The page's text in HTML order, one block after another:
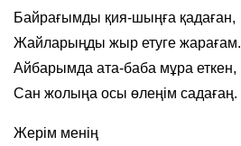
Байрағымды қия-шыңға қадаған,
Жайларыңды жыр етуге жарағам.
Айбарымда ата-баба мұра еткен,
Сан жолыңа осы өлеңім садағаң.
Жерім менің